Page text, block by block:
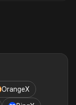
OrangeX